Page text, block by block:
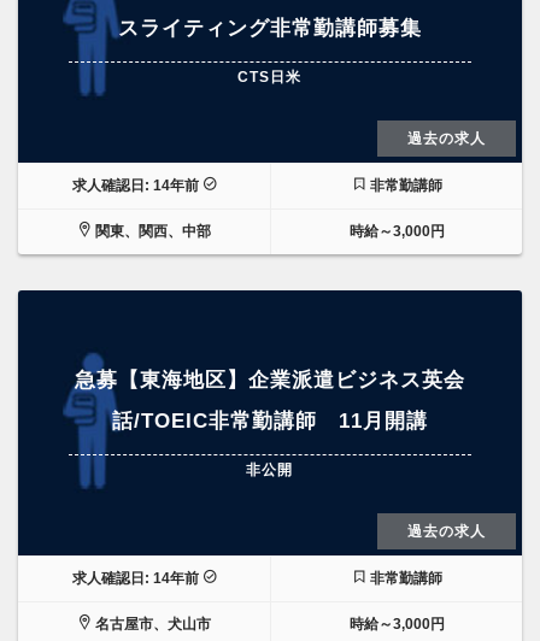
スライティング非常勤講師募集
CTS日米
過去の求人
求人確認日: 14年前 非常勤講師
関東、関西、中部 時給～3,000円
急募【東海地区】企業派遣ビジネス英会
話/TOEIC非常勤講師 11月開講
非公開
過去の求人
求人確認日: 14年前 非常勤講師
名古屋市、犬山市 時給～3,000円